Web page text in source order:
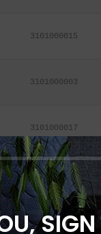
3101000015
3101000003
3101000017
3101000005
3101000019